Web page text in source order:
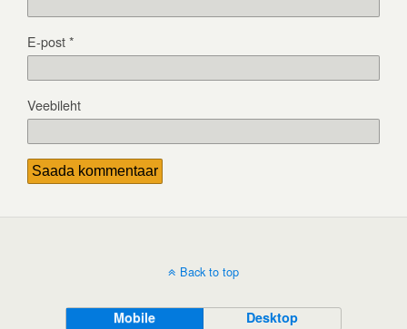
E-post*
Veebileht
Back to top
Mobile Desktop